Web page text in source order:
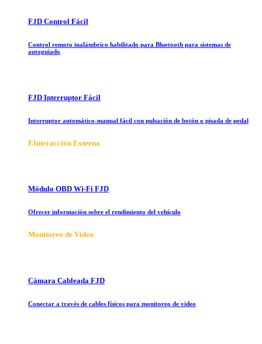
FJD Control Fácil
Control remoto inalámbrico habilitado para Bluetooth para sistemas de
autoguiado
FJD Interruptor Fácil
Interruptor automático-manual fácil con pulsación de botón o pisada de pedal
EInteracción Externa
Módulo OBD Wi-Fi FJD
Ofrecer información sobre el rendimiento del vehículo
Monitoreo de Video
Cámara Cableada FJD
Conectar a través de cables físicos para monitoreo de video